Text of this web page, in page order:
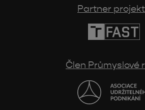
Partner
Člen Průmyslové